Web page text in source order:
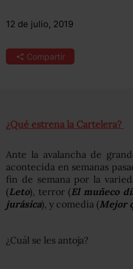
12 de julio, 2019
Compartir
¿Qué estrena la Cartelera?
Ante la avalancha de
acontecida en semanas
fin de semana por la
(Leto), terror (El muñeco
jurásica), y comedia (Mejor
¿Cuál se les antoja?